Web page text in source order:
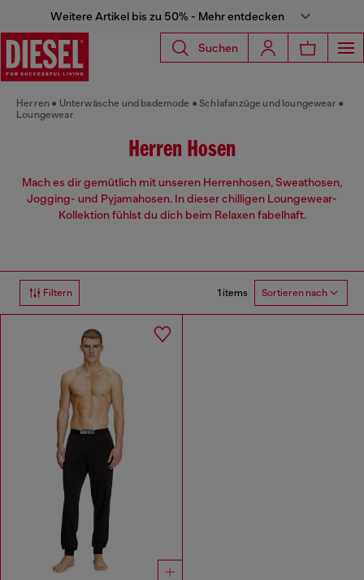
Weitere Artikel bis zu 50% - Mehr entdecken
Suchen
Herren Unterwäsche und bademode
Schlafanzüge und loungewear
Loungewear
Herren Hosen
Mach es dir gemütlich mit unseren Herrenhosen, Sweathosen,
Jogging- und Pyjamahosen. In dieser chilligen Loungewear-
Kollektion fühlst du dich beim Relaxen fabelhaft.
Filtern 1 items Sortieren nach